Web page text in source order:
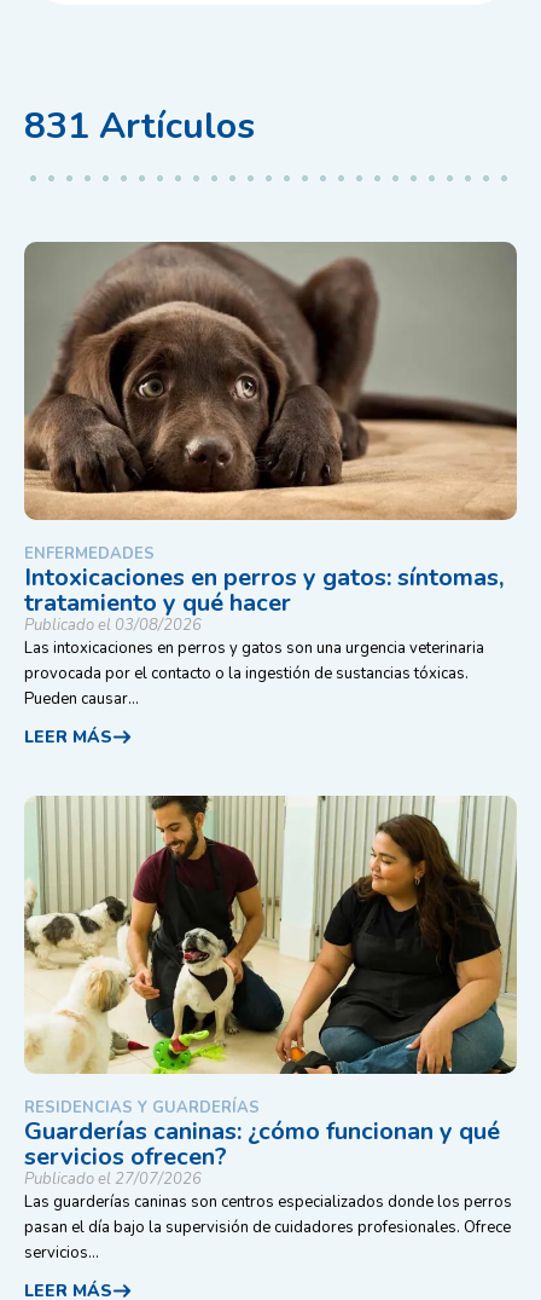
831 Artículos
ENFERMEDADES
Intoxicaciones en perros y gatos: síntomas,
tratamiento y qué hacer
Publicado el 03/08/2026
Las intoxicaciones en perros y gatos son una urgencia veterinaria
provocada por el contacto o la ingestión de sustancias tóxicas.
Pueden causar...
LEER MÁS
RESIDENCIAS Y GUARDERÍAS
Guarderías caninas: ¿cómo funcionan y qué
servicios ofrecen?
Publicado el 27/07/2026
Las guarderías caninas son centros especializados donde los perros
pasan el día bajo la supervisión de cuidadores profesionales. Ofrece
servicios...
LEER MÁS